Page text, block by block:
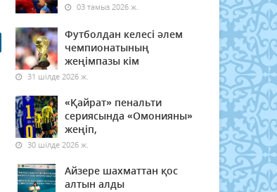
03 тамыз 2026 ж.
Футболдан келесі әлем
чемпионатының
жеңімпазы кім
31 шілде 2026 ж.
«Қайрат» пенальти
сериясында «Омонияны»
жеңіп,
30 шілде 2026 ж.
Айзере шахматтан қос
алтын алды